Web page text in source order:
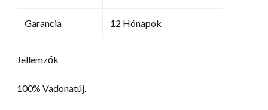
Garancia 12 Hónapok
Jellemzők
100% Vadonatúj.